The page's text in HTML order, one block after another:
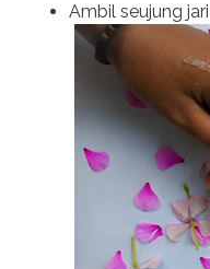
Ambil seujung